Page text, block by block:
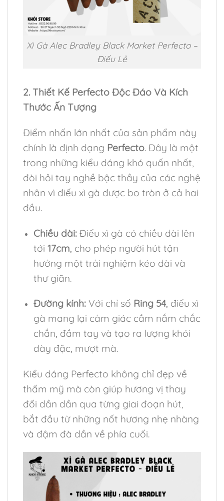
Xì Gà Alec Bradley Black Market Perfecto –
Điếu Lẻ
2. Thiết Kế Perfecto Độc Đáo Và Kích
Thước Ấn Tượng
Điểm nhấn lớn nhất của sản phẩm này
chính là định dạng Perfecto. Đây là một
trong những kiểu dáng khó quấn nhất,
đòi hỏi tay nghề bậc thầy của các nghệ
nhân vì điếu xì gà được bo tròn ở cả hai
đầu.
Chiều dài:Điếu xì gà có chiều dài lên
tới 17cm , cho phép người hút tận
hưởng một trải nghiệm kéo dài và
thư giãn.
Đường kính:Với chỉ số Ring 54, điếu xì
gà mang lại cảm giác cầm nắm chắc
chắn, đầm tay và tạo ra lượng khói
dày đặc, mượt mà.
Kiểu dáng Perfecto không chỉ đẹp về
thẩm mỹ mà còn giúp hương vị thay
đổi dần dần qua từng giai đoạn hút,
bắt đầu từ những nốt hương nhẹ nhàng
và đậm đà dần về phía cuối.